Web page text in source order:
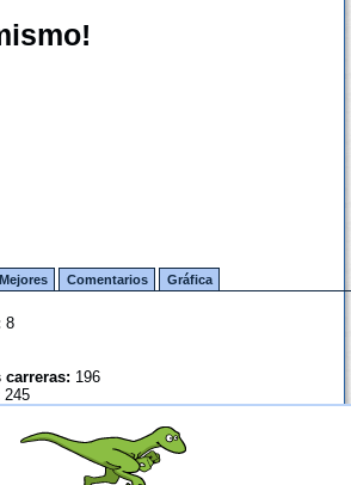
Mejores Comentarios Gráfica
8
carreras: 196
245